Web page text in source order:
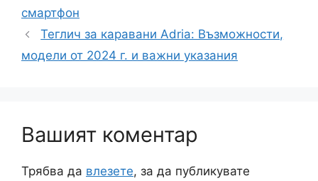
смартфон
Теглич за каравани Adria: Възможности,
модели от 2024 г. и важни указания
Вашият коментар
Трябва да влезете, за да публикувате